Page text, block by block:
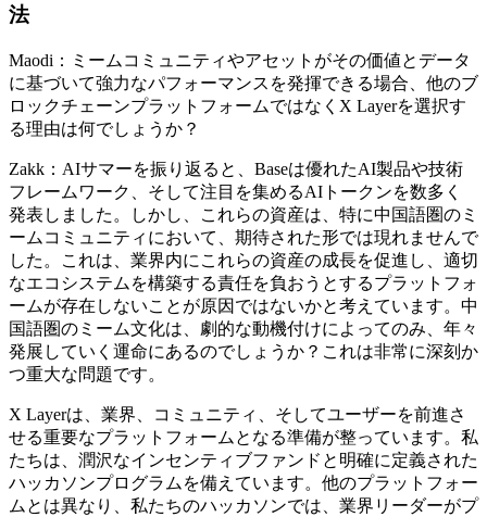
法
Maodi：ミームコミュニティやアセットがその価値とデータ
に基づいて強力なパフォーマンスを発揮できる場合、他のブ
ロックチェーンプラットフォームではなくX Layerを選択す
る理由は何でしょうか？
Zakk：AIサマーを振り返ると、Baseは優れたAI製品や技術
フレームワーク、そして注目を集めるAIトークンを数多く
発表しました。しかし、これらの資産は、特に中国語圏のミ
ームコミュニティにおいて、期待された形では現れませんで
した。これは、業界内にこれらの資産の成長を促進し、適切
なエコシステムを構築する責任を負おうとするプラットフォ
ームが存在しないことが原因ではないかと考えています。中
国語圏のミーム文化は、劇的な動機付けによってのみ、年々
発展していく運命にあるのでしょうか？これは非常に深刻か
つ重大な問題です。
X Layerは、業界、コミュニティ、そしてユーザーを前進さ
せる重要なプラットフォームとなる準備が整っています。私
たちは、潤沢なインセンティブファンドと明確に定義された
ハッカソンプログラムを備えています。他のプラットフォー
ムとは異なり、私たちのハッカソンでは、業界リーダーがプ